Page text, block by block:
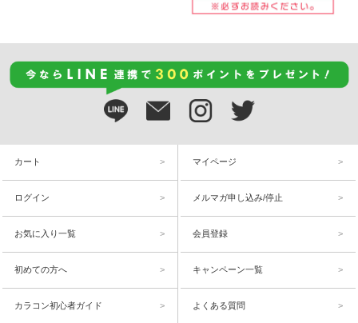
カート マイページ
ログイン メルマガ申し込み/停止
お気に入り一覧 会員登録
初めての方へ キャンペーン一覧
カラコン初心者ガイド よくある質問